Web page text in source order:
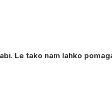
Le tako nam lahko